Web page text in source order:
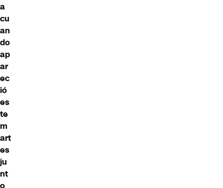
a
cu
an
do
ap
ar
ec
ió
es
te
m
art
es
ju
nt
o